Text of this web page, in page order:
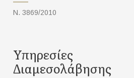
Ν. 3869/2010
Υπηρεσίες
Διαμεσολάβησης